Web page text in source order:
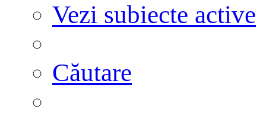
Vezi subiecte active
Căutare